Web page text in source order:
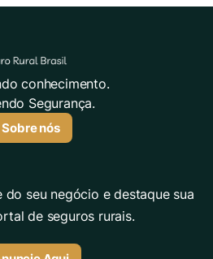
conhecimento.
Segurança.
Sobre nós
do seu negócio e destaque sua
de seguros rurais.